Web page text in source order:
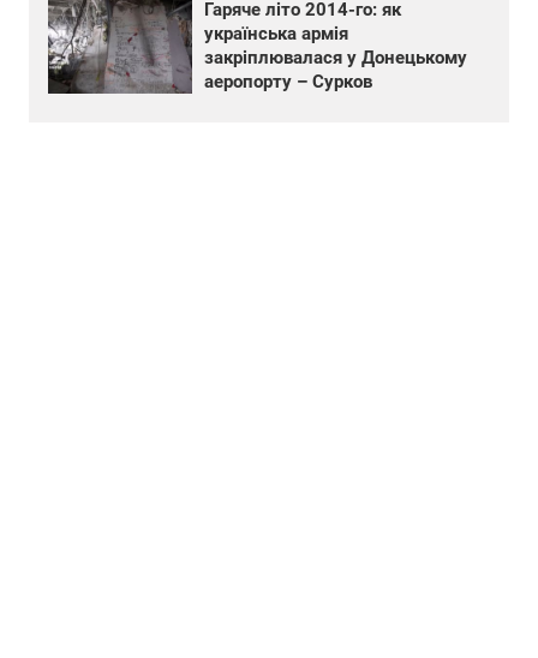
Гаряче літо 2014-го: як
українська армія
закріплювалася у Донецькому
аеропорту – Сурков